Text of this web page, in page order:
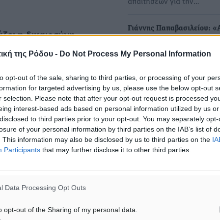
της Ρόδου - Do Not Process My Personal Information
opt-out of the sale, sharing to third parties, or processing of your
for targeted advertising by us, please use the below opt-out
selection. Please note that after your opt-out request is processed
interest-based ads based on personal information utilized by us
to third parties prior to your opt-out. You may separately
of your personal information by third parties on the IAB’s list of
This information may also be disclosed by us to third parties on the
Participants that may further disclose it to other third parties.
Data Processing Opt Outs
opt-out of the Sharing of my personal data.
η δικαιοσύνη,
και κατά συνέπεια
αυτού του
γεγονότα και
Στην προηγούμενη
θέμα της βελτίωσης των
την στιγμή που
τα βήματα εδώ και
τεχνολογιών, άλλο
οι λειτουργοί της
και οι υπάλληλοι. Όλοι
Γιάννης Παπαβασιλείου:
την Ρόδο»
φετινή τουριστική σεζόν,
των πολέμων στη…
64 χρόνια Δημοτικής
Πινακοθήκης Ρόδου: Μια
οράματος, πολιτισμού και
ανθρώπων που πίστεψαν
προβληματισμό για το